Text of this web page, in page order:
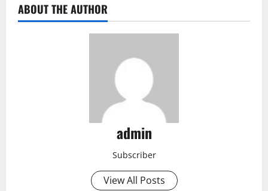
ABOUT THE AUTHOR
admin
Subscriber
View All Posts